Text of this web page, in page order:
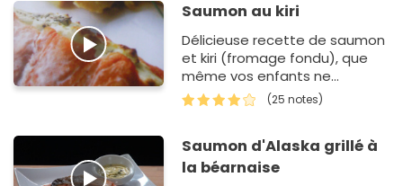
Saumon au kiri
Délicieuse recette de saumon
et kiri (fromage fondu), que
même vos enfants ne
pourront refuser.(25 notes)
Saumon d'Alaska grillé à
la béarnaise